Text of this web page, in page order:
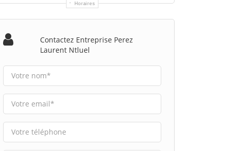
Horaires
Contactez Entreprise Perez
Laurent Ntluel